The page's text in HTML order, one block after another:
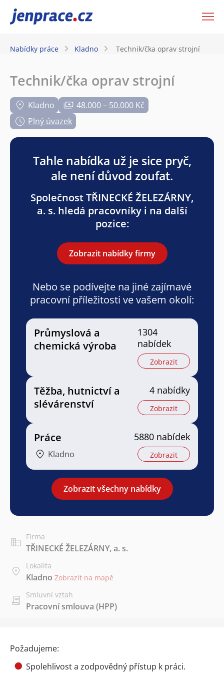
JenPráce.cz
Nabídky práce Kladno Technik/čka oprav strojní
Technik/čka oprav strojní
Kladno
48.000 – 50.000 Kč
Plný úvazek
Tahle nabídka už je sice pryč,
ale není důvod zoufat.
Společnost TŘINECKÉ ŽELEZÁRNY,
a. s. hledá pracovníky i na další
pozice:
Zobrazit nabídky firmy
Nebo se podívejte na jiné zajímavé
pracovní příležitosti ve vašem okolí:
Průmyslová a
chemická výroba
1304
nabídek
Zobrazit
Těžba, hutnictví a
slévárenství
4 nabídky
Zobrazit
Práce
Kladno
5880 nabídek
Zobrazit
Zobrazit všechny nabídky
Firma
TŘINECKÉ ŽELEZÁRNY, a. s.
Lokalita
Kladno Zobrazit na mapě
Smluvní vztah
Pracovní smlouva (HPP)
Požadujeme:
Spolehlivost a zodpovědný přístup k práci.